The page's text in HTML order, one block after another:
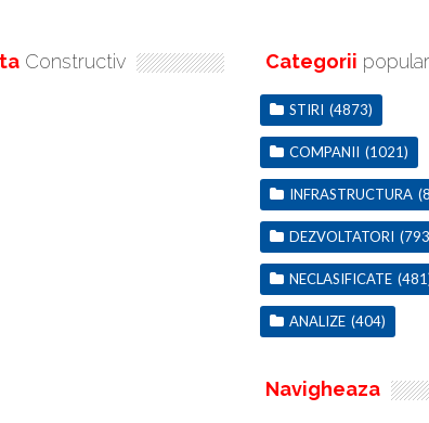
Constructiv Categorii
STIRI (4873)
COMPANII (1021)
INFRASTRUCTURA
DEZVOLTATORI
NECLASIFICATE
ANALIZE (404)
Navigheaza